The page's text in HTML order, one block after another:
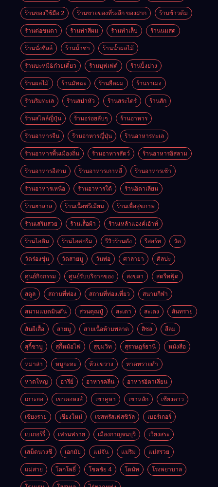
ร้านของใช้มือ 2 ร้านขายของที่ระลึก ของฝาก ร้านข้าวต้ม
ร้านต่อขนตา ร้านทำสีผม ร้านทำเล็บ ร้านนมสด
ร้านนั่งชิลล์ ร้านน้ำชา ร้านน้ำผลไม้
ร้านบะหมี่&ก๋วยเตี๋ยว ร้านบุฟเฟต์ ร้านปิ้งย่าง
ร้านผลไม้ ร้านมัทฉะ ร้านยืดผม ร้านราเมง
ร้านริมทะเล ร้านสปาหัว ร้านสระไดร์ ร้านสัก
ร้านสไตล์ญี่ปุ่น ร้านอร่อยลับๆ ร้านอาหาร
ร้านอาหารจีน ร้านอาหารญี่ปุ่น ร้านอาหารทะเล
ร้านอาหารพื้นเมืองถิ่น ร้านอาหารสัตว์ ร้านอาหารอิสลาม
ร้านอาหารอีสาน ร้านอาหารเกาหลี ร้านอาหารเช้า
ร้านอาหารเหนือ ร้านอาหารใต้ ร้านอิตาเลียน
ร้านฮาลาล ร้านเนื้อพรีเมียม ร้านเพื่อสุขภาพ
ร้านเสริมสวย ร้านเสื้อผ้า ร้านเหล้าแฮงค์เอ้าท์
ร้านไอติม ร้านไอศกรีม รีวิวร้านดัง รีสอร์ท วัด
วัดร่องขุ่น วัดสายมู วันพ่อ ศาลายา ศิลปะ
ศูนย์กิจกรรม ศูนย์รับบริจากของ สงขลา สตรีทฟู้ด
สตูล สถานที่ท่อง สถานที่ท่องเที่ยว สนามกีฬา
สนามแบดมินตัน สวนคุณปู่ สะเดา สะเตง สันทราย
สันผีเสื้อ สายมู สายเนื้อห้ามพลาด สิชล สีลม
สุกี้ชาบู สุกี้หม้อไฟ สุขุมวิท สุราษฎร์ธานี หนังสือ
หม่าล่า หมูกะทะ ห้วยขวาง หาดทรายดำ
หาดใหญ่ อารีย์ อาหารคลีน อาหารอิตาเลียน
เกาะยอ เขาคอหงส์ เขาคูหา เขาหลัก เชียงดาว
เชียงราย เชียงใหม่ เซสทรัสเฟสซิวัล เบอร์เกอร์
เบเกอร์รี่ เฟรนฟราย เมืองกาญจนบุรี เวียงสระ
เสม็ดนางชี เอกมัย แม่จัน แม่ริม แม่สรวย
แม่สาย โคกโพธิ์ โชคชัย 4 โดนัท โรงพยาบาล